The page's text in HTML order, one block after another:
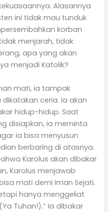
Alasannya
ini tidak mau tunduk
korban
menjarah, tidak
apa yang akan
menjadi Katolik?
mati, ia tampak
ceria. Ia akan
hidup-hidup. Saat
disiapkan, ia meminta
ia bisa menyusun
berbaring di atasnya.
Karolus akan dibakar
Karolus menjawab
mati demi Iman Sejati.
hanya menggeliat
Tuhan!).” Ia dibakar